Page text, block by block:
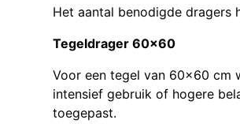
Het aantal benodigde dragers
Tegeldrager 60×60
Voor een tegel van 60×60 cm
intensief gebruik of hogere
toegepast.